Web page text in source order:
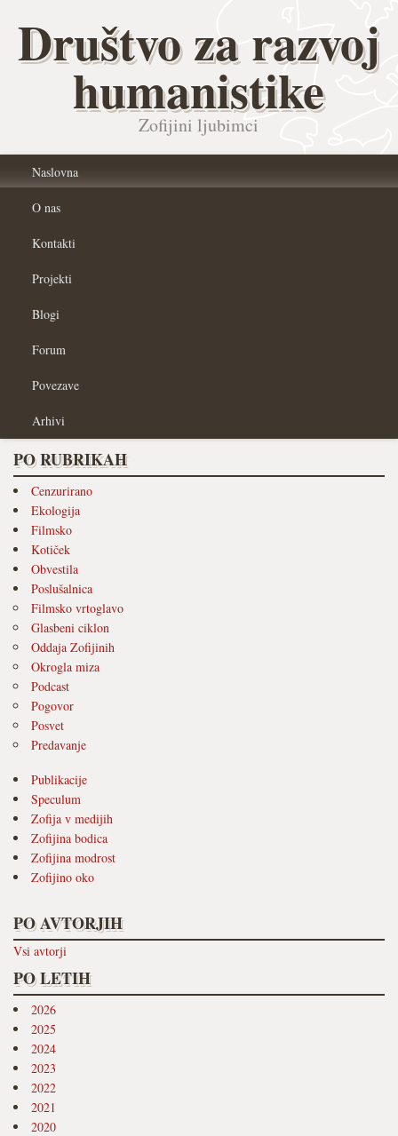
Društvo za razvoj
humanistike
Zofijini ljubimci
Naslovna
O nas
Kontakti
Projekti
Blogi
Forum
Povezave
Arhivi
PO RUBRIKAH
Cenzurirano
Ekologija
Filmsko
Kotiček
Obvestila
Poslušalnica
Filmsko vrtoglavo
Glasbeni ciklon
Oddaja Zofijinih
Okrogla miza
Podcast
Pogovor
Posvet
Predavanje
Publikacije
Speculum
Zofija v medijih
Zofijina bodica
Zofijina modrost
Zofijino oko
PO AVTORJIH
Vsi avtorji
PO LETIH
2026
2025
2024
2023
2022
2021
2020